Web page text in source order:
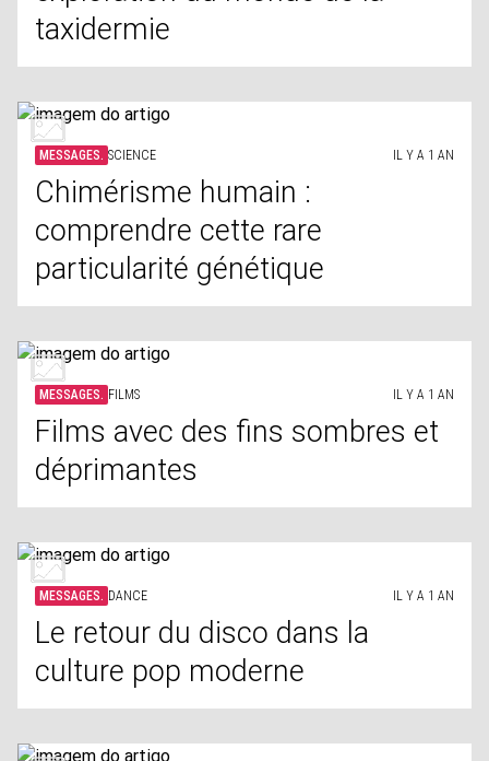
taxidermie
MESSAGES. SCIENCE IL Y A 1 AN
Chimérisme humain :
comprendre cette rare
particularité génétique
MESSAGES. FILMS IL Y A 1 AN
Films avec des fins sombres et
déprimantes
MESSAGES. DANCE IL Y A 1 AN
Le retour du disco dans la
culture pop moderne